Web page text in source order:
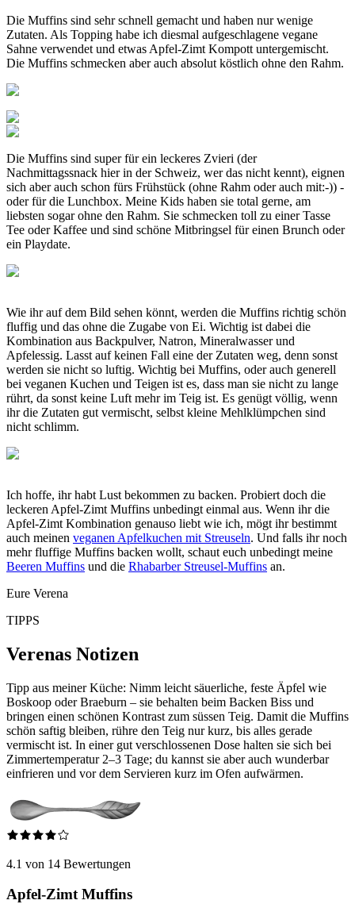
Die Muffins sind sehr schnell gemacht und haben nur wenige
Zutaten. Als Topping habe ich diesmal aufgeschlagene vegane
Sahne verwendet und etwas Apfel-Zimt Kompott untergemischt.
Die Muffins schmecken aber auch absolut köstlich ohne den Rahm.
Die Muffins sind super für ein leckeres Zvieri (der
Nachmittagssnack hier in der Schweiz, wer das nicht kennt), eignen
sich aber auch schon fürs Frühstück (ohne Rahm oder auch mit:-)) -
oder für die Lunchbox. Meine Kids haben sie total gerne, am
liebsten sogar ohne den Rahm. Sie schmecken toll zu einer Tasse
Tee oder Kaffee und sind schöne Mitbringsel für einen Brunch oder
ein Playdate.
Wie ihr auf dem Bild sehen könnt, werden die Muffins richtig schön
fluffig und das ohne die Zugabe von Ei. Wichtig ist dabei die
Kombination aus Backpulver, Natron, Mineralwasser und
Apfelessig. Lasst auf keinen Fall eine der Zutaten weg, denn sonst
werden sie nicht so luftig. Wichtig bei Muffins, oder auch generell
bei veganen Kuchen und Teigen ist es, dass man sie nicht zu lange
rührt, da sonst keine Luft mehr im Teig ist. Es genügt völlig, wenn
ihr die Zutaten gut vermischt, selbst kleine Mehlklümpchen sind
nicht schlimm.
Ich hoffe, ihr habt Lust bekommen zu backen. Probiert doch die
leckeren Apfel-Zimt Muffins unbedingt einmal aus. Wenn ihr die
Apfel-Zimt Kombination genauso liebt wie ich, mögt ihr bestimmt
auch meinen veganen Apfelkuchen mit Streuseln. Und falls ihr noch
mehr fluffige Muffins backen wollt, schaut euch unbedingt meine
Beeren Muffins und die Rhabarber Streusel-Muffins an.
Eure Verena
TIPPS
Verenas Notizen
Tipp aus meiner Küche: Nimm leicht säuerliche, feste Äpfel wie
Boskoop oder Braeburn – sie behalten beim Backen Biss und
bringen einen schönen Kontrast zum süssen Teig. Damit die Muffins
schön saftig bleiben, rühre den Teig nur kurz, bis alles gerade
vermischt ist. In einer gut verschlossenen Dose halten sie sich bei
Zimmertemperatur 2–3 Tage; du kannst sie aber auch wunderbar
einfrieren und vor dem Servieren kurz im Ofen aufwärmen.
4.1 von 14 Bewertungen
Apfel-Zimt Muffins